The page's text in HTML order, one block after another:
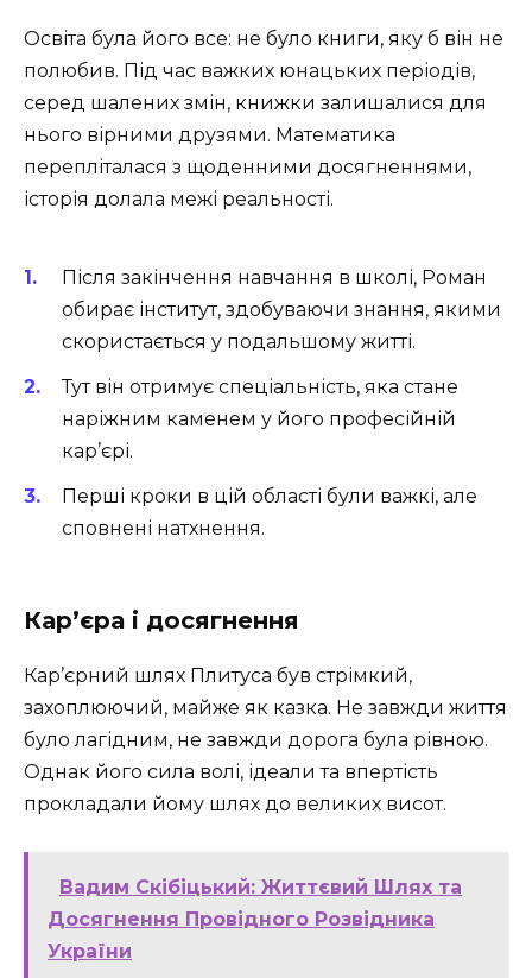
Освіта була його все: не було книги, яку б він не
полюбив. Під час важких юнацьких періодів,
серед шалених змін, книжки залишалися для
нього вірними друзями. Математика
перепліталася з щоденними досягненнями,
історія долала межі реальності.
Після закінчення навчання в школі, Роман
обирає інститут, здобуваючи знання, якими
скористається у подальшому житті.
Тут він отримує спеціальність, яка стане
наріжним каменем у його професійній
кар’єрі.
Перші кроки в цій області були важкі, але
сповнені натхнення.
Кар’єра і досягнення
Кар’єрний шлях Плитуса був стрімкий,
захоплюючий, майже як казка. Не завжди життя
було лагідним, не завжди дорога була рівною.
Однак його сила волі, ідеали та впертість
прокладали йому шлях до великих висот.
Вадим Скібіцький: Життєвий Шлях та
Досягнення Провідного Розвідника
України